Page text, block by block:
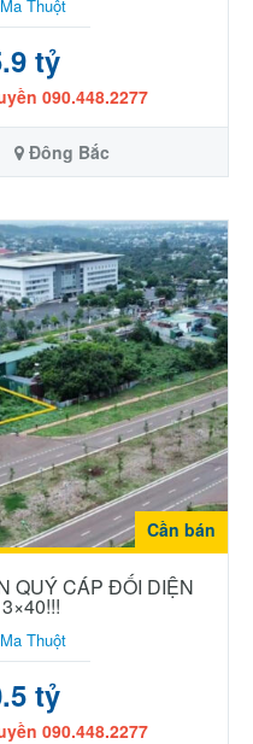
Thuột
tỷ
090.448.2277
Đông Bắc
Cần bán
QUÝ CÁP ĐỐI DIỆN
Thuột
tỷ
090.448.2277